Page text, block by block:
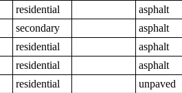
residential
asphalt
secondary
asphalt
residential
asphalt
residential
asphalt
residential
unpaved